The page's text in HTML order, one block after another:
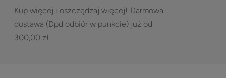
Kup więcej i oszczędzaj więcej! Darmowa
dostawa (Dpd odbiór w punkcie) już od
300,00 zł.